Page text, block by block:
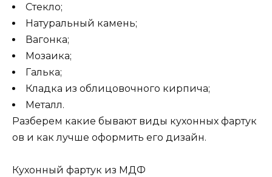
Стекло;
Натуральный камень;
Вагонка;
Мозаика;
Галька;
Кладка из облицовочного кирпича;
Металл.
Разберем какие бывают виды кухонных фартук
ов и как лучше оформить его дизайн.
Кухонный фартук из МДФ